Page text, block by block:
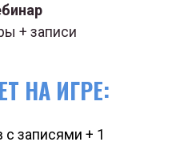
НА ИГРЕ:
+ записи
с записями + 1